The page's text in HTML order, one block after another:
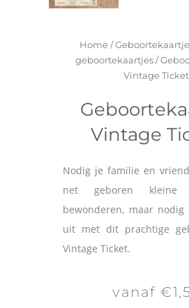
Home/
geboortekaartjes/
Vintage Ticket
Vintage
Nodig je familie en
net geboren kleine
bewonderen, maar nodig
uit met dit prachtige
Vintage Ticket.
vanaf